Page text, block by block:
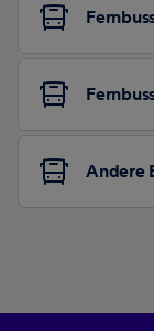
Andere